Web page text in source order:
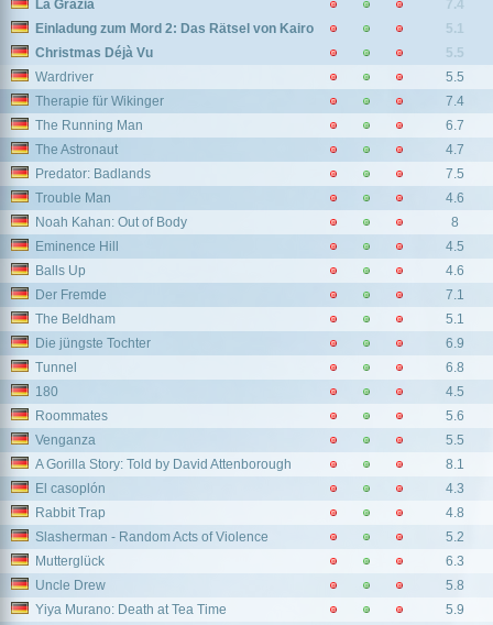
La Grazia
7.4
Einladung zum Mord 2: Das Rätsel von Kairo
5.1
Christmas Déjà Vu
5.5
Wardriver
5.5
Therapie für Wikinger
7.4
The Running Man
6.7
The Astronaut
4.7
Predator: Badlands
7.5
Trouble Man
4.6
Noah Kahan: Out of Body
8
Eminence Hill
4.5
Balls Up
4.6
Der Fremde
7.1
The Beldham
5.1
Die jüngste Tochter
6.9
Tunnel
6.8
180
4.5
Roommates
5.6
Venganza
5.5
A Gorilla Story: Told by David Attenborough
8.1
El casoplón
4.3
Rabbit Trap
4.8
Slasherman - Random Acts of Violence
5.2
Mutterglück
6.3
Uncle Drew
5.8
Yiya Murano: Death at Tea Time
5.9